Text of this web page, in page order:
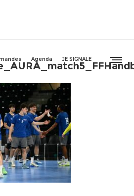
Agenda JE SIGNALE